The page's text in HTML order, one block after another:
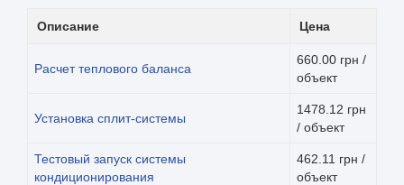
Описание Цена
Расчет теплового баланса
660.00 грн /
объект
Установка сплит-системы
1478.12 грн
/ объект
Тестовый запуск системы
кондиционирования
462.11 грн /
объект